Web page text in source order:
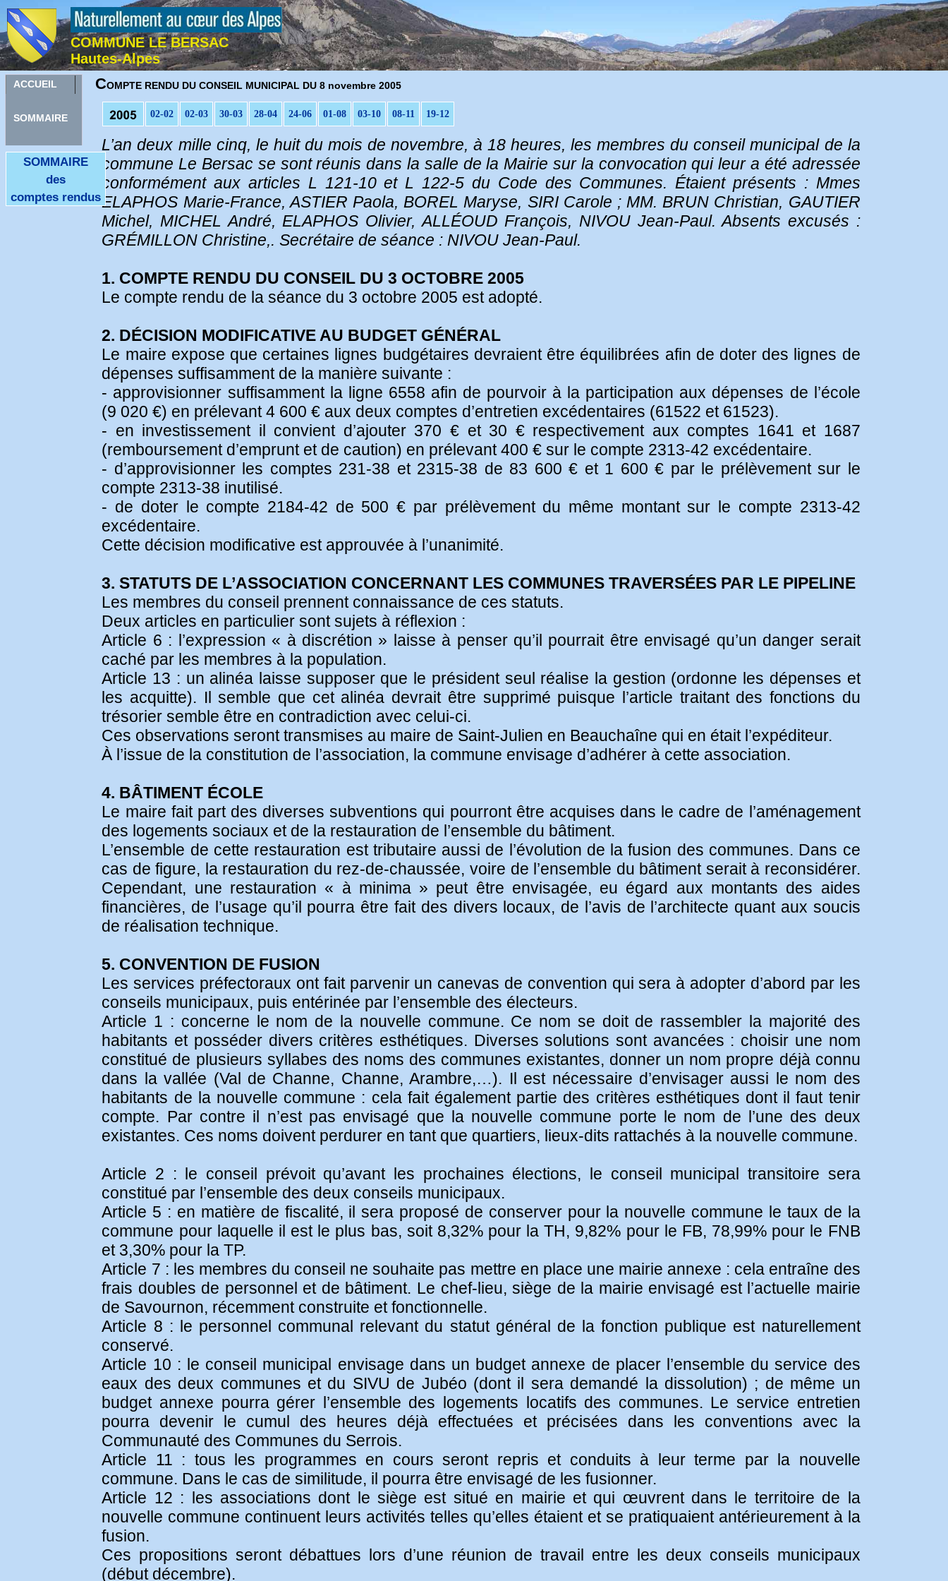
COMMUNE LE BERSAC
Hautes-Alpes
ACCUEIL
SOMMAIRE
COMPTE RENDU DU CONSEIL MUNICIPAL DU 8 novembre 2005
SOMMAIRE
des
comptes rendus
02-02 02-03 30-03 28-04 24-06 01-08 03-10 08-11 19-12
L’an deux mille cinq, le huit du mois de novembre, à 18 heures, les membres du conseil municipal de la
commune Le Bersac se sont réunis dans la salle de la Mairie sur la convocation qui leur a été adressée
conformément aux articles L 121-10 et L 122-5 du Code des Communes. Étaient présents : Mmes
ELAPHOS Marie-France, ASTIER Paola, BOREL Maryse, SIRI Carole ; MM. BRUN Christian, GAUTIER
Michel, MICHEL André, ELAPHOS Olivier, ALLÉOUD François, NIVOU Jean-Paul. Absents excusés :
GRÉMILLON Christine,. Secrétaire de séance : NIVOU Jean-Paul.
1. COMPTE RENDU DU CONSEIL DU 3 OCTOBRE 2005
Le compte rendu de la séance du 3 octobre 2005 est adopté.
2. DÉCISION MODIFICATIVE AU BUDGET GÉNÉRAL
Le maire expose que certaines lignes budgétaires devraient être équilibrées afin de doter des lignes de
dépenses suffisamment de la manière suivante :
- approvisionner suffisamment la ligne 6558 afin de pourvoir à la participation aux dépenses de l’école
(9 020 €) en prélevant 4 600 € aux deux comptes d’entretien excédentaires (61522 et 61523).
- en investissement il convient d’ajouter 370 € et 30 € respectivement aux comptes 1641 et 1687
(remboursement d’emprunt et de caution) en prélevant 400 € sur le compte 2313-42 excédentaire.
- d’approvisionner les comptes 231-38 et 2315-38 de 83 600 € et 1 600 € par le prélèvement sur le
compte 2313-38 inutilisé.
- de doter le compte 2184-42 de 500 € par prélèvement du même montant sur le compte 2313-42
excédentaire.
Cette décision modificative est approuvée à l’unanimité.
3. STATUTS DE L’ASSOCIATION CONCERNANT LES COMMUNES TRAVERSÉES PAR LE PIPELINE
Les membres du conseil prennent connaissance de ces statuts.
Deux articles en particulier sont sujets à réflexion :
Article 6 : l’expression « à discrétion » laisse à penser qu’il pourrait être envisagé qu’un danger serait
caché par les membres à la population.
Article 13 : un alinéa laisse supposer que le président seul réalise la gestion (ordonne les dépenses et
les acquitte). Il semble que cet alinéa devrait être supprimé puisque l’article traitant des fonctions du
trésorier semble être en contradiction avec celui-ci.
Ces observations seront transmises au maire de Saint-Julien en Beauchaîne qui en était l’expéditeur.
À l’issue de la constitution de l’association, la commune envisage d’adhérer à cette association.
4. BÂTIMENT ÉCOLE
Le maire fait part des diverses subventions qui pourront être acquises dans le cadre de l’aménagement
des logements sociaux et de la restauration de l’ensemble du bâtiment.
L’ensemble de cette restauration est tributaire aussi de l’évolution de la fusion des communes. Dans ce
cas de figure, la restauration du rez-de-chaussée, voire de l’ensemble du bâtiment serait à reconsidérer.
Cependant, une restauration « à minima » peut être envisagée, eu égard aux montants des aides
financières, de l’usage qu’il pourra être fait des divers locaux, de l’avis de l’architecte quant aux soucis
de réalisation technique.
5. CONVENTION DE FUSION
Les services préfectoraux ont fait parvenir un canevas de convention qui sera à adopter d’abord par les
conseils municipaux, puis entérinée par l’ensemble des électeurs.
Article 1 : concerne le nom de la nouvelle commune. Ce nom se doit de rassembler la majorité des
habitants et posséder divers critères esthétiques. Diverses solutions sont avancées : choisir une nom
constitué de plusieurs syllabes des noms des communes existantes, donner un nom propre déjà connu
dans la vallée (Val de Channe, Channe, Arambre,…). Il est nécessaire d’envisager aussi le nom des
habitants de la nouvelle commune : cela fait également partie des critères esthétiques dont il faut tenir
compte. Par contre il n’est pas envisagé que la nouvelle commune porte le nom de l’une des deux
existantes. Ces noms doivent perdurer en tant que quartiers, lieux-dits rattachés à la nouvelle commune.
Article 2 : le conseil prévoit qu’avant les prochaines élections, le conseil municipal transitoire sera
constitué par l’ensemble des deux conseils municipaux.
Article 5 : en matière de fiscalité, il sera proposé de conserver pour la nouvelle commune le taux de la
commune pour laquelle il est le plus bas, soit 8,32% pour la TH, 9,82% pour le FB, 78,99% pour le FNB
et 3,30% pour la TP.
Article 7 : les membres du conseil ne souhaite pas mettre en place une mairie annexe : cela entraîne des
frais doubles de personnel et de bâtiment. Le chef-lieu, siège de la mairie envisagé est l’actuelle mairie
de Savournon, récemment construite et fonctionnelle.
Article 8 : le personnel communal relevant du statut général de la fonction publique est naturellement
conservé.
Article 10 : le conseil municipal envisage dans un budget annexe de placer l’ensemble du service des
eaux des deux communes et du SIVU de Jubéo (dont il sera demandé la dissolution) ; de même un
budget annexe pourra gérer l’ensemble des logements locatifs des communes. Le service entretien
pourra devenir le cumul des heures déjà effectuées et précisées dans les conventions avec la
Communauté des Communes du Serrois.
Article 11 : tous les programmes en cours seront repris et conduits à leur terme par la nouvelle
commune. Dans le cas de similitude, il pourra être envisagé de les fusionner.
Article 12 : les associations dont le siège est situé en mairie et qui œuvrent dans le territoire de la
nouvelle commune continuent leurs activités telles qu’elles étaient et se pratiquaient antérieurement à la
fusion.
Ces propositions seront débattues lors d’une réunion de travail entre les deux conseils municipaux
(début décembre).